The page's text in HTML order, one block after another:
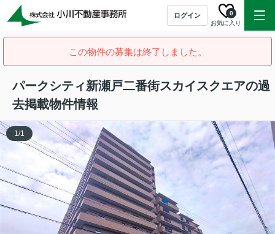
ログイン
お気に入り
0
この物件の募集は終了しました。
パークシティ新瀬戸二番街スカイスクエアの過
去掲載物件情報
1/1